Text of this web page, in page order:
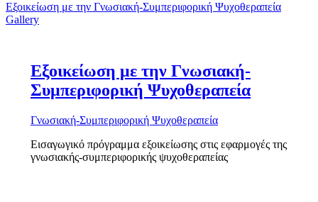
Εξοικείωση με την Γνωσιακή-Συμπεριφορική Ψυχοθεραπεία
Gallery
Εξοικείωση με την Γνωσιακή-
Συμπεριφορική Ψυχοθεραπεία
Γνωσιακή-Συμπεριφορική Ψυχοθεραπεία
Εισαγωγικό πρόγραμμα εξοικείωσης στις εφαρμογές της
γνωσιακής-συμπεριφορικής ψυχοθεραπείας